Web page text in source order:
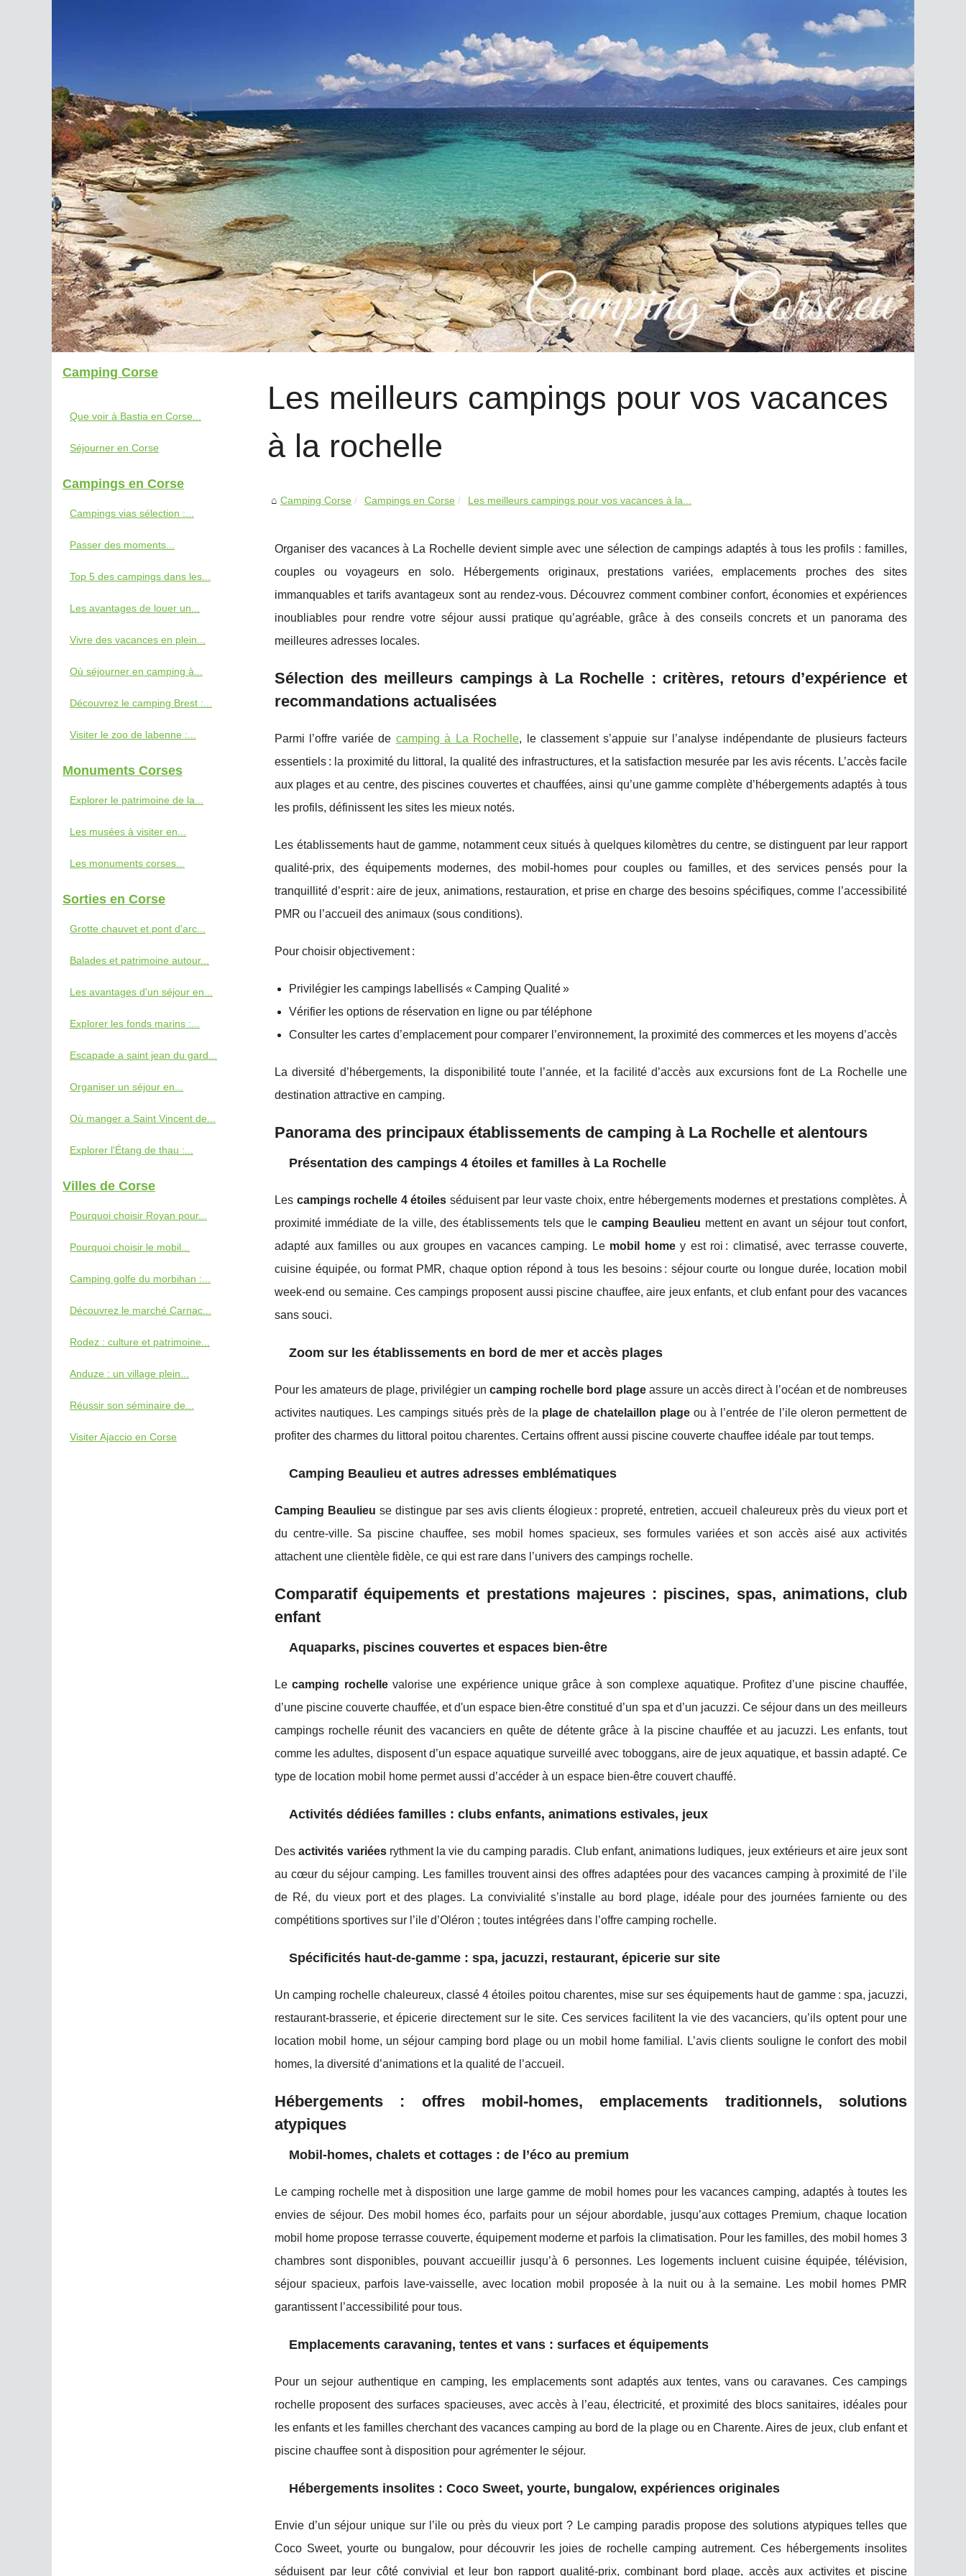
Les meilleurs campings pour vos vacances
à la rochelle
Camping Corse Campings en Corse Les meilleurs campings pour vos vacances à la...
Organiser des vacances à La Rochelle devient simple avec une sélection de campings adaptés à tous les profils : familles,
couples ou voyageurs en solo. Hébergements originaux, prestations variées, emplacements proches des sites
immanquables et tarifs avantageux sont au rendez-vous. Découvrez comment combiner confort, économies et expériences
inoubliables pour rendre votre séjour aussi pratique qu’agréable, grâce à des conseils concrets et un panorama des
meilleures adresses locales.
Sélection des meilleurs campings à La Rochelle : critères, retours d’expérience et
recommandations actualisées
Parmi l’offre variée de camping à La Rochelle, le classement s’appuie sur l’analyse indépendante de plusieurs facteurs
essentiels : la proximité du littoral, la qualité des infrastructures, et la satisfaction mesurée par les avis récents. L’accès facile
aux plages et au centre, des piscines couvertes et chauffées, ainsi qu’une gamme complète d’hébergements adaptés à tous
les profils, définissent les sites les mieux notés.
Les établissements haut de gamme, notamment ceux situés à quelques kilomètres du centre, se distinguent par leur rapport
qualité-prix, des équipements modernes, des mobil-homes pour couples ou familles, et des services pensés pour la
tranquillité d’esprit : aire de jeux, animations, restauration, et prise en charge des besoins spécifiques, comme l’accessibilité
PMR ou l’accueil des animaux (sous conditions).
Pour choisir objectivement :
Privilégier les campings labellisés « Camping Qualité »
Vérifier les options de réservation en ligne ou par téléphone
Consulter les cartes d’emplacement pour comparer l’environnement, la proximité des commerces et les moyens d’accès
La diversité d’hébergements, la disponibilité toute l’année, et la facilité d’accès aux excursions font de La Rochelle une
destination attractive en camping.
Panorama des principaux établissements de camping à La Rochelle et alentours
Présentation des campings 4 étoiles et familles à La Rochelle
Les campings rochelle 4 étoiles séduisent par leur vaste choix, entre hébergements modernes et prestations complètes. À
proximité immédiate de la ville, des établissements tels que le camping Beaulieu mettent en avant un séjour tout confort,
adapté aux familles ou aux groupes en vacances camping. Le mobil homey est roi : climatisé, avec terrasse couverte,
cuisine équipée, ou format PMR, chaque option répond à tous les besoins : séjour courte ou longue durée, location mobil
week-end ou semaine. Ces campings proposent aussi piscine chauffee, aire jeux enfants, et club enfant pour des vacances
sans souci.
Zoom sur les établissements en bord de mer et accès plages
Pour les amateurs de plage, privilégier uncamping rochelle bord plageassure un accès direct à l’océan et de nombreuses
activites nautiques. Les campings situés près de la plage de chatelaillon plageou à l’entrée de l’ile oleron permettent de
profiter des charmes du littoral poitou charentes. Certains offrent aussi piscine couverte chauffee idéale par tout temps.
Camping Beaulieu et autres adresses emblématiques
Camping Beaulieu se distingue par ses avis clients élogieux : propreté, entretien, accueil chaleureux près du vieux port et
du centre-ville. Sa piscine chauffee, ses mobil homes spacieux, ses formules variées et son accès aisé aux activités
attachent une clientèle fidèle, ce qui est rare dans l’univers des campings rochelle.
Comparatif équipements et prestations majeures : piscines, spas, animations, club
enfant
Aquaparks, piscines couvertes et espaces bien-être
Lecamping rochellevalorise une expérience unique grâce à son complexe aquatique. Profitez d’une piscine chauffée,
d’une piscine couverte chauffée, et d'un espace bien-être constitué d’un spa et d’un jacuzzi. Ce séjour dans un des meilleurs
campings rochelle réunit des vacanciers en quête de détente grâce à la piscine chauffée et au jacuzzi. Les enfants, tout
comme les adultes, disposent d’un espace aquatique surveillé avec toboggans, aire de jeux aquatique, et bassin adapté. Ce
type de location mobil home permet aussi d’accéder à un espace bien-être couvert chauffé.
Activités dédiées familles : clubs enfants, animations estivales, jeux
Desactivités variéesrythment la vie du camping paradis. Club enfant, animations ludiques, jeux extérieurs et aire jeux sont
au cœur du séjour camping. Les familles trouvent ainsi des offres adaptées pour des vacances camping à proximité de l’ile
de Ré, du vieux port et des plages. La convivialité s’installe au bord plage, idéale pour des journées farniente ou des
compétitions sportives sur l’ile d’Oléron ; toutes intégrées dans l’offre camping rochelle.
Spécificités haut-de-gamme : spa, jacuzzi, restaurant, épicerie sur site
Un camping rochelle chaleureux, classé 4 étoiles poitou charentes, mise sur ses équipements haut de gamme : spa, jacuzzi,
restaurant-brasserie, et épicerie directement sur le site. Ces services facilitent la vie des vacanciers, qu’ils optent pour une
location mobil home, un séjour camping bord plage ou un mobil home familial. L’avis clients souligne le confort des mobil
homes, la diversité d’animations et la qualité de l’accueil.
Hébergements : offres mobil-homes, emplacements traditionnels, solutions
atypiques
Mobil-homes, chalets et cottages : de l’éco au premium
Le camping rochelle met à disposition une large gamme de mobil homes pour les vacances camping, adaptés à toutes les
envies de séjour. Des mobil homes éco, parfaits pour un séjour abordable, jusqu’aux cottages Premium, chaque location
mobil home propose terrasse couverte, équipement moderne et parfois la climatisation. Pour les familles, des mobil homes 3
chambres sont disponibles, pouvant accueillir jusqu’à 6 personnes. Les logements incluent cuisine équipée, télévision,
séjour spacieux, parfois lave-vaisselle, avec location mobil proposée à la nuit ou à la semaine. Les mobil homes PMR
garantissent l’accessibilité pour tous.
Emplacements caravaning, tentes et vans : surfaces et équipements
Pour un sejour authentique en camping, les emplacements sont adaptés aux tentes, vans ou caravanes. Ces campings
rochelle proposent des surfaces spacieuses, avec accès à l’eau, électricité, et proximité des blocs sanitaires, idéales pour
les enfants et les familles cherchant des vacances camping au bord de la plage ou en Charente. Aires de jeux, club enfant et
piscine chauffee sont à disposition pour agrémenter le séjour.
Hébergements insolites : Coco Sweet, yourte, bungalow, expériences originales
Envie d’un séjour unique sur l’ile ou près du vieux port ? Le camping paradis propose des solutions atypiques telles que
Coco Sweet, yourte ou bungalow, pour découvrir les joies de rochelle camping autrement. Ces hébergements insolites
séduisent par leur côté convivial et leur bon rapport qualité-prix, combinant bord plage, accès aux activites et piscine
Camping Corse
Que voir à Bastia en Corse...
Séjourner en Corse
Campings en Corse
Campings vias sélection :...
Passer des moments...
Top 5 des campings dans les...
Les avantages de louer un...
Vivre des vacances en plein...
Où séjourner en camping à...
Découvrez le camping Brest :...
Visiter le zoo de labenne :...
Monuments Corses
Explorer le patrimoine de la...
Les musées à visiter en...
Les monuments corses...
Sorties en Corse
Grotte chauvet et pont d'arc...
Balades et patrimoine autour...
Les avantages d'un séjour en...
Explorer les fonds marins :...
Escapade a saint jean du gard...
Organiser un séjour en...
Où manger a Saint Vincent de...
Explorer l'Étang de thau :...
Villes de Corse
Pourquoi choisir Royan pour...
Pourquoi choisir le mobil...
Camping golfe du morbihan :...
Découvrez le marché Carnac...
Rodez : culture et patrimoine...
Anduze : un village plein...
Réussir son séminaire de...
Visiter Ajaccio en Corse